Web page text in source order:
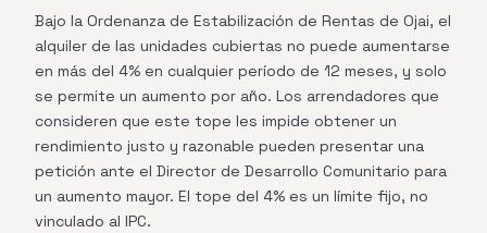
Bajo la Ordenanza de Estabilización de Rentas de Ojai, el
alquiler de las unidades cubiertas no puede aumentarse
en más del 4% en cualquier período de 12 meses, y solo
se permite un aumento por año. Los arrendadores que
consideren que este tope les impide obtener un
rendimiento justo y razonable pueden presentar una
petición ante el Director de Desarrollo Comunitario para
un aumento mayor. El tope del 4% es un límite fijo, no
vinculado al IPC.